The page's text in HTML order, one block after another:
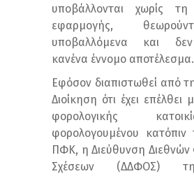
υποβάλλονται χωρίς
εφαρμογής,
υποβαλλόμενα και
κανένα έννομο αποτέλεσμα.
Εφόσον διαπιστωθεί από
Διοίκηση ότι έχει επέλθει
φορολογικής
φορολογουμένου κατόπιν
ΠΦΚ, η Διεύθυνση Διεθνών
Σχέσεων (ΔΔΦΟΣ)